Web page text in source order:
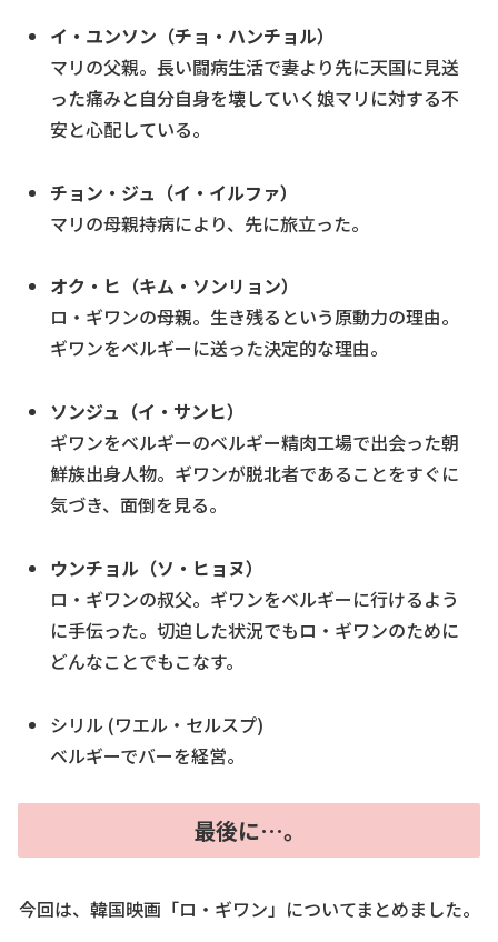
イ・ユンソン（チョ・ハンチョル）
マリの父親。長い闘病生活で妻より先に天国に見送
った痛みと自分自身を壊していく娘マリに対する不
安と心配している。
チョン・ジュ（イ・イルファ）
マリの母親持病により、先に旅立った。
オク・ヒ（キム・ソンリョン）
ロ・ギワンの母親。生き残るという原動力の理由。
ギワンをベルギーに送った決定的な理由。
ソンジュ（イ・サンヒ）
ギワンをベルギーのベルギー精肉工場で出会った朝
鮮族出身人物。ギワンが脱北者であることをすぐに
気づき、面倒を見る。
ウンチョル（ソ・ヒョヌ）
ロ・ギワンの叔父。ギワンをベルギーに行けるよう
に手伝った。切迫した状況でもロ・ギワンのために
どんなことでもこなす。
シリル (ワエル・セルスプ)
ベルギーでバーを経営。
最後に…。
今回は、韓国映画「ロ・ギワン」についてまとめました。